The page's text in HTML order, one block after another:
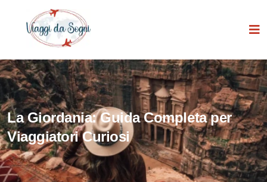
La Giordania: Guida Completa per
Viaggiatori Curiosi